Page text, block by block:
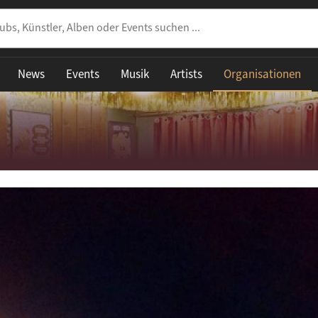
News Events Musik Artists Organisationen